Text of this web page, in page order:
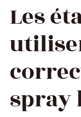
Les
spray